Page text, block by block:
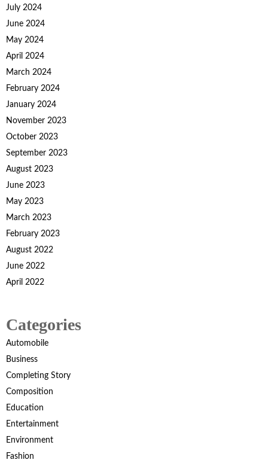
July 2024
June 2024
May 2024
April 2024
March 2024
February 2024
January 2024
November 2023
October 2023
September 2023
August 2023
June 2023
May 2023
March 2023
February 2023
August 2022
June 2022
April 2022
Categories
Automobile
Business
Completing Story
Composition
Education
Entertainment
Environment
Fashion